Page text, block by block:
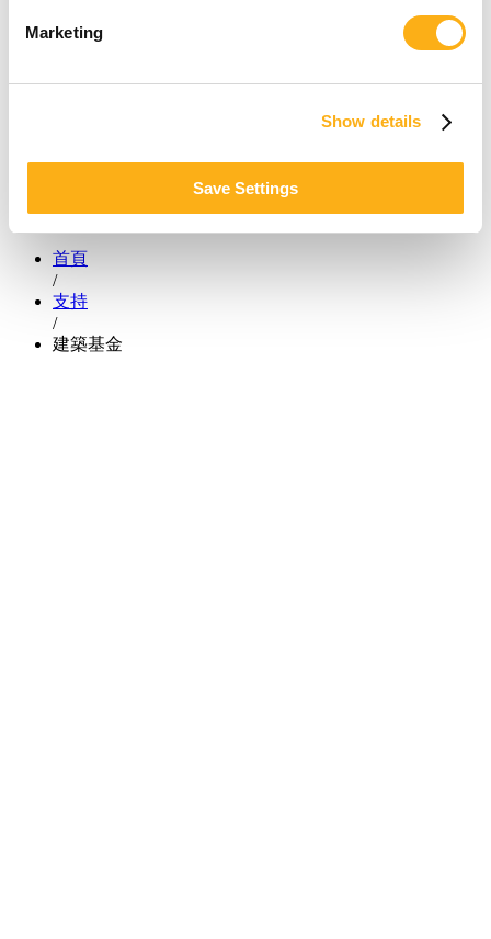
Marketing
Show details
Save Settings
首頁
/
支持
/
建築基金